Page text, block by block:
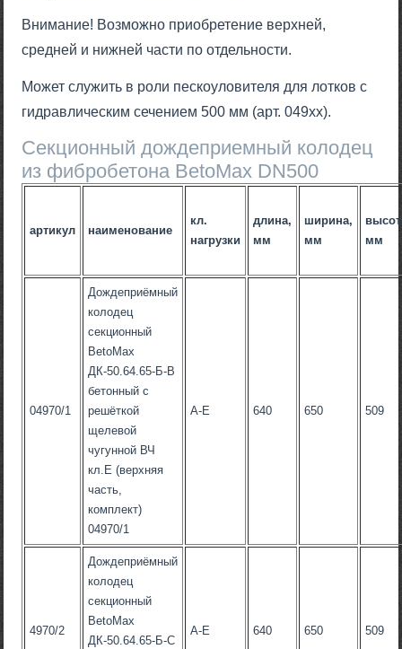
Внимание! Возможно приобретение верхней,
средней и нижней части по отдельности.
Может служить в роли пескоуловителя для лотков с
гидравлическим сечением 500 мм (арт. 049хх).
Секционный дождеприемный колодец
из фибробетона BetoMax DN500
артикул наименование
кл.
нагрузки
длина,
мм
ширина,
мм
мм
04970/1
Дождеприёмный
колодец
секционный
BetoMax
ДК-50.64.65-Б-В
бетонный с
решёткой
щелевой
чугунной ВЧ
кл.Е (верхняя
часть,
комплект)
04970/1
A-E 640 650 509
4970/2
Дождеприёмный
колодец
секционный
BetoMax
ДК-50.64.65-Б-С
A-E 640 650 509